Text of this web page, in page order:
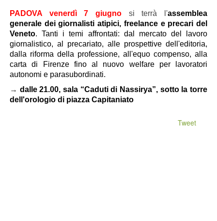
PADOVA venerdì 7 giugno si terrà l'assemblea
generale dei giornalisti atipici, freelance e precari del
Veneto. Tanti i temi affrontati: dal mercato del lavoro
giornalistico, al precariato, alle prospettive dell'editoria,
dalla riforma della professione, all'equo compenso, alla
carta di Firenze fino al nuovo welfare per lavoratori
autonomi e parasubordinati.
→ dalle 21.00,sala “Caduti di Nassirya”, sotto la torre
dell'orologio di piazza Capitaniato
Tweet